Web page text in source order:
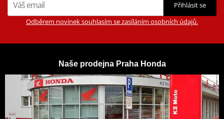
Přihlásit se
Odběrem novinek souhlasím se zasíláním osobních údajů.
Naše prodejna Praha Honda